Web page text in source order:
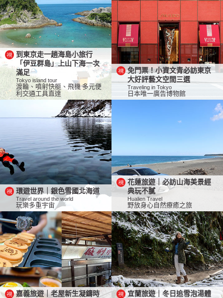
到東京走一趟海島小旅行
「伊豆群島」上山下海一次
滿足
Tokyo island tour
渡輪、噴射快艇、飛機 多元便
利交通工具直達
免門票！小資文青必訪東京
大好評藝文空間三選
Traveling in Tokyo
日本唯一廣告博物館
環遊世界｜銀色雪國北海道
Travel around the world
玩樂多重宇宙
花蓮旅遊｜必訪山海美景經
典玩不膩
Hualien Travel
野放身心自然療癒之旅
嘉義旅遊｜老屋新生凝鑄時
宜蘭旅遊｜冬日追雪泡湯體